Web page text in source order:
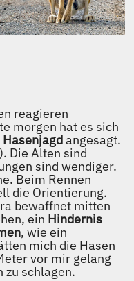
reagieren
morgen hat es sich
Hasenjagdangesagt.
Die Alten sind
sind wendiger.
Beim Rennen
die Orientierung.
bewaffnet mitten
ein Hindernis
, wie ein
mich die Hasen
vor mir gelang
zu schlagen.